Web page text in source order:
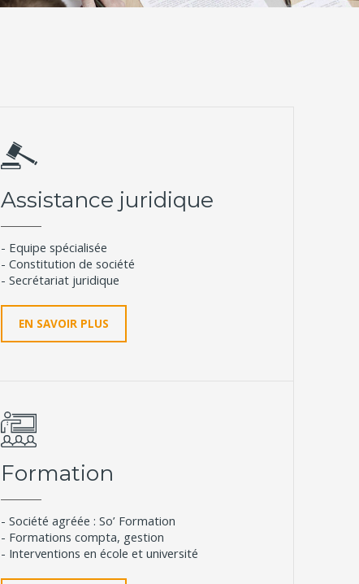
Assistance juridique
- Equipe spécialisée
- Constitution de société
- Secrétariat juridique
EN SAVOIR PLUS
Formation
- Société agréée : So’ Formation
- Formations compta, gestion
- Interventions en école et université